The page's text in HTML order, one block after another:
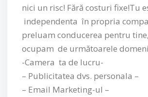
nici un risc! Fără costuri fixe!Tu
independenta în propria
preluam conducerea pentru
ocupam de următoarele
-Camera ta de lucru-
– Publicitatea dvs. personala –
– Email Marketing-ul –